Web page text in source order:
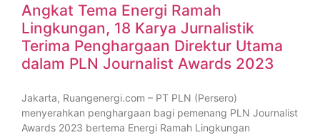
Angkat Tema Energi Ramah
Lingkungan, 18 Karya Jurnalistik
Terima Penghargaan Direktur Utama
dalam PLN Journalist Awards 2023
Jakarta, Ruangenergi.com – PT PLN (Persero)
menyerahkan penghargaan bagi pemenang PLN Journalist
Awards 2023 bertema Energi Ramah Lingkungan